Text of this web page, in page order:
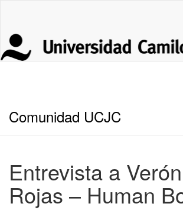
Comunidad UCJC
Entrevista a
Rojas – Human